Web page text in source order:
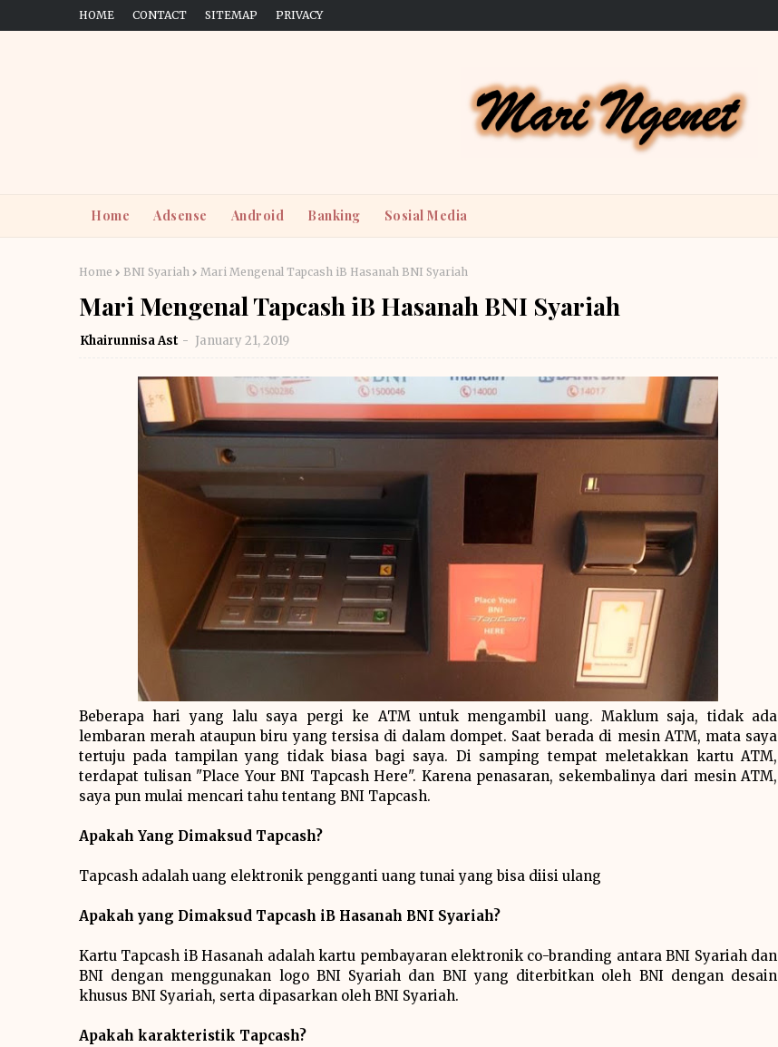
HOME CONTACT SITEMAP PRIVACY
Home Adsense Android Banking Sosial Media
Home BNI Syariah Mari Mengenal Tapcash iB Hasanah BNI Syariah
Mari Mengenal Tapcash iB Hasanah BNI Syariah
Khairunnisa Ast January 21, 2019
Beberapa hari yang lalu saya pergi ke ATM untuk mengambil uang. Maklum saja, tidak ada
lembaran merah ataupun biru yang tersisa di dalam dompet. Saat berada di mesin ATM, mata saya
tertuju pada tampilan yang tidak biasa bagi saya. Di samping tempat meletakkan kartu ATM,
terdapat tulisan "Place Your BNI Tapcash Here". Karena penasaran, sekembalinya dari mesin ATM,
saya pun mulai mencari tahu tentang BNI Tapcash.
Apakah Yang Dimaksud Tapcash?
Tapcash adalah uang elektronik pengganti uang tunai yang bisa diisi ulang
Apakah yang Dimaksud Tapcash iB Hasanah BNI Syariah?
Kartu Tapcash iB Hasanah adalah kartu pembayaran elektronik co-branding antara BNI Syariah dan
BNI dengan menggunakan logo BNI Syariah dan BNI yang diterbitkan oleh BNI dengan desain
khusus BNI Syariah, serta dipasarkan oleh BNI Syariah.
Apakah karakteristik Tapcash?